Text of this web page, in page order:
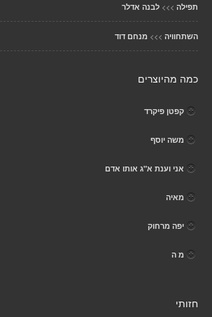
תפילה >>> לבנה אדלר
השתחוויה >>> מנחם דוד
כמה מהיוצרים
קפטן פיקרד
משה יוסף
אני וענת א"ג אותו אדם
מאיה
יפה מרחוק
מ ה
חזותי